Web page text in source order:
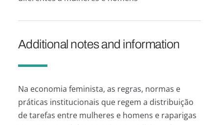
Additional notes and information
Na economia feminista, as regras, normas e
práticas institucionais que regem a distribuição
de tarefas entre mulheres e homens e raparigas